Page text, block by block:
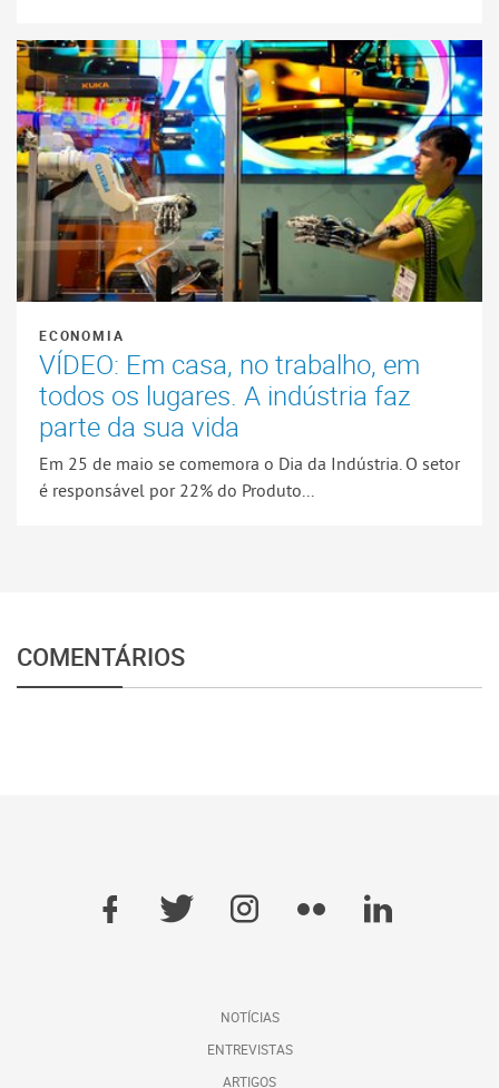
ECONOMIA
VÍDEO: Em casa, no trabalho, em
todos os lugares. A indústria faz
parte da sua vida
Em 25 de maio se comemora o Dia da Indústria. O setor
é responsável por 22% do Produto...
COMENTÁRIOS
NOTÍCIAS
ENTREVISTAS
ARTIGOS